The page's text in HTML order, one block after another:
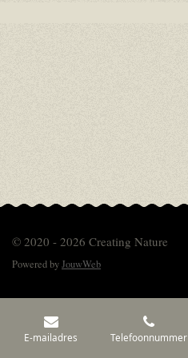
© 2020 - 2026 Creating Nature
Powered byJouwWeb
E-mailadres Telefoonnummer